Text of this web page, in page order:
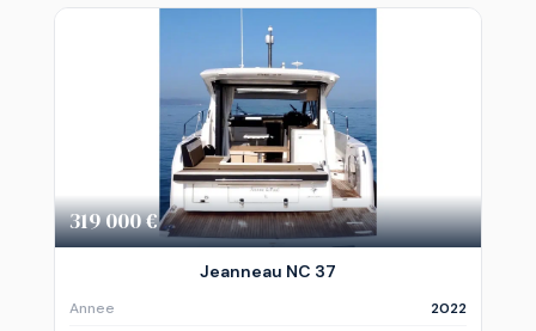
319 000 €
Jeanneau NC 37
Annee
2022